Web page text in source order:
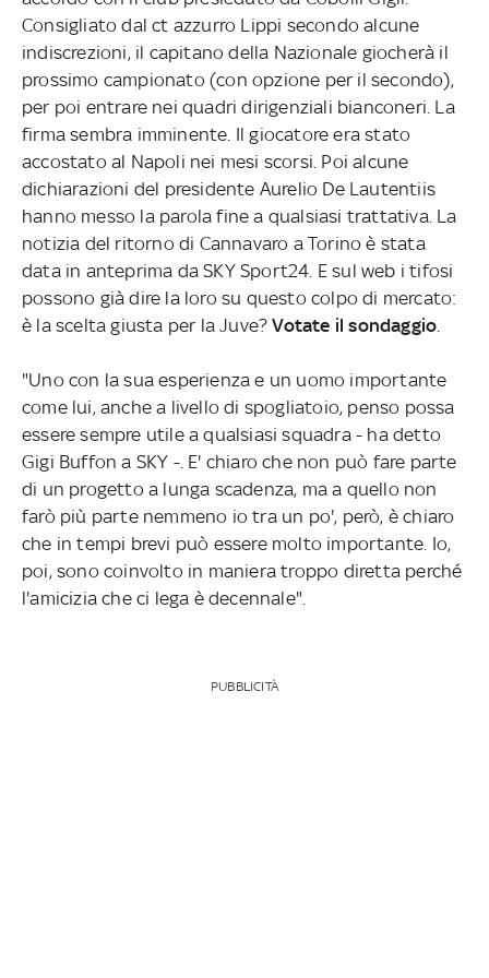
Consigliato dal ct azzurro Lippi secondo alcune
indiscrezioni, il capitano della Nazionale giocherà il
prossimo campionato (con opzione per il secondo),
per poi entrare nei quadri dirigenziali bianconeri. La
firma sembra imminente. Il giocatore era stato
accostato al Napoli nei mesi scorsi. Poi alcune
dichiarazioni del presidente Aurelio De Lautentiis
hanno messo la parola fine a qualsiasi trattativa. La
notizia del ritorno di Cannavaro a Torino è stata
data in anteprima da SKY Sport24. E sul web i tifosi
possono già dire la loro su questo colpo di mercato:
è la scelta giusta per la Juve?Votate il sondaggio
"Uno con la sua esperienza e un uomo importante
come lui, anche a livello di spogliatoio, penso possa
essere sempre utile a qualsiasi squadra - ha detto
Gigi Buffon a SKY -. E' chiaro che non può fare parte
di un progetto a lunga scadenza, ma a quello non
farò più parte nemmeno io tra un po', però, è chiaro
che in tempi brevi può essere molto importante. Io,
poi, sono coinvolto in maniera troppo diretta perché
l'amicizia che ci lega è decennale".
PUBBLICITÀ